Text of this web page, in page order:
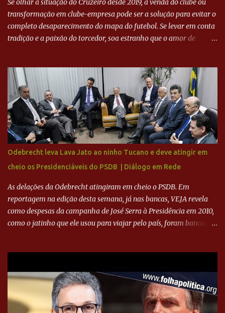
Se olhar a situação do Cruzeiro desde 2019, a venda do clube ou
transformação em clube-empresa pode ser a solução para evitar o
completo desaparecimento do mapa do futebol. Se levar em conta
tradição e a paixão do torcedor, soa estranho que o amor de
feito imediatamente para pagamento de dívidas emergenciais e
investimentos no departamento de futebol. O projeto apresentado
para a recuperação do Cruzeiro, o aporte financeiro inicial, com
Ronaldo sendo solidário à dívida de R$ 1 bilhão a partir de agora,
mais o peso que o ex-atacante tem no mundo do futebol, além de
sua história na Raposa, pesaram para que um dos mais icônicos
camisas 9 acertasse a compra do clube. Fonte: Itatiaia Fonte:
ADVOGADO DO CRUZEIRO NA SAF EXPLICA SITUAÇÃO DO
CRUZEIRO - RONALDO COMPROU 90% DAS AÇÕES DO CLUBE
Odebrecht leva Lava Jato ao ninho Tucano e deve atingir em
cheio os Presidenciáveis do PSDB | Diálogo em Rede
As delações da Odebrecht atingiram em cheio o PSDB. Em
reportagem na edição desta semana, já nas bancas, VEJA revela
como despesas da campanha de José Serra à Presidência em 2010,
como o jatinho que ele usou para viajar pelo país, foram bancadas
Executiva Nacional do PSDB (Valter Campanato/Agência Brasil) O
texto também põe fim a um mistério: três fontes confirmaram à
revista que o codinome “santo” que aparece em planilhas da
empreiteira refere-se ao governador de São Paulo, Geraldo